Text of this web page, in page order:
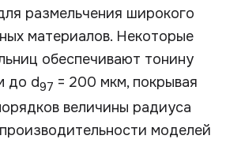
размельчения широкого
материалов. Некоторые
обеспечивают тонину
до d97 = 200 мкм, покрывая
величины радиуса
моделей